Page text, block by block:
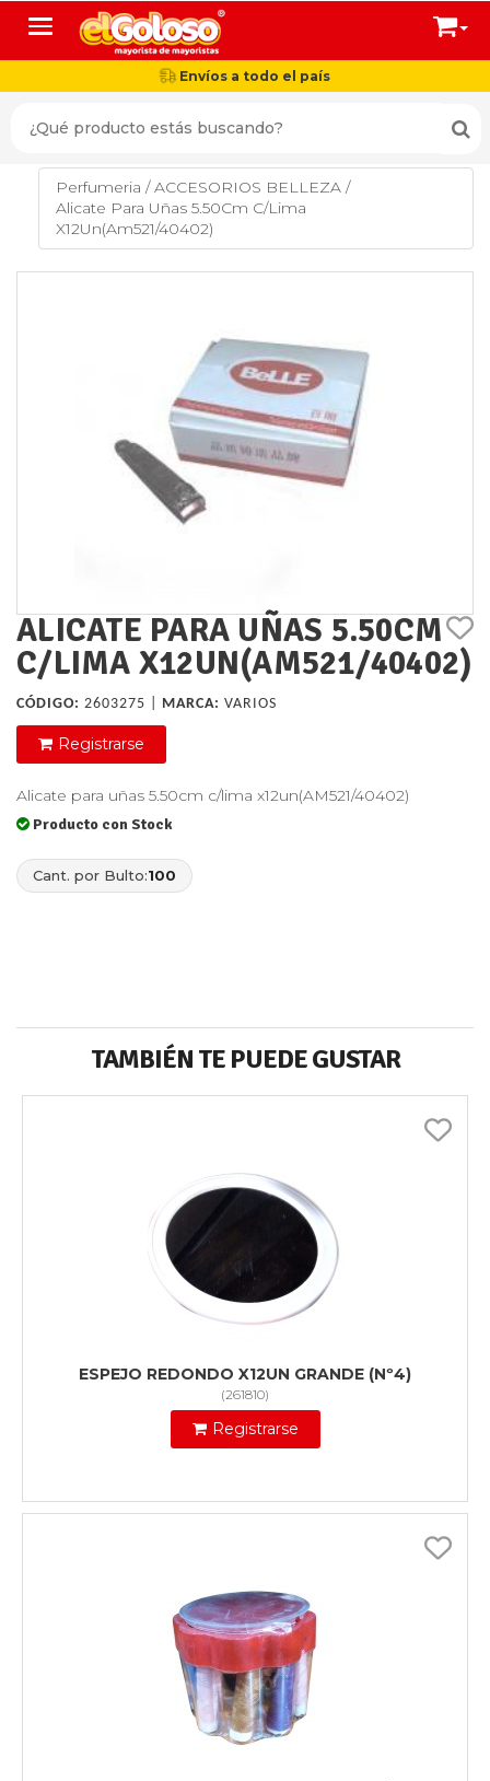
Toggle navigation
Envíos a todo el país
Perfumeria /ACCESORIOS BELLEZA /
Alicate Para Uñas 5.50Cm C/Lima
X12Un(Am521/40402)
ALICATE PARA UÑAS 5.50CM
C/LIMA X12UN(AM521/40402)
CÓDIGO: 2603275 | MARCA: VARIOS
Registrarse
Alicate para uñas 5.50cm c/lima x12un(AM521/40402)
Producto con Stock
Cant. por Bulto:100
TAMBIÉN TE PUEDE GUSTAR
ESPEJO REDONDO X12UN GRANDE (Nº4)
(261810)
Registrarse